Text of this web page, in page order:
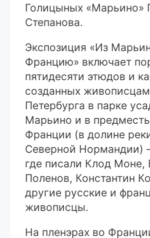
Голицыных «Марьино»
Степанова.
Экспозиция «Из
Францию» включает
пятидесяти этюдов и
созданных
Петербурга в парке
Марьино и в
Франции (в долине
Северной Нормандии)
где писали Клод Моне,
Поленов, Константин
другие русские и
живописцы.
На пленэрах во